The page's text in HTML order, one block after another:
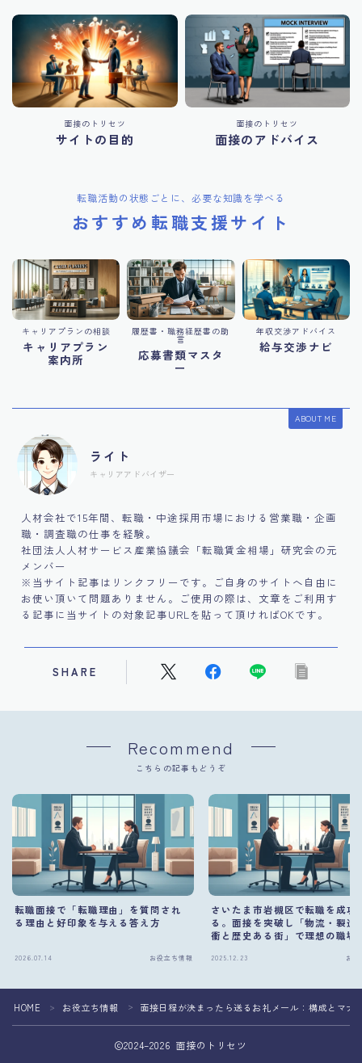
面接のトリセツ
サイトの目的
面接のトリセツ
面接のアドバイス
転職活動の状態ごとに、必要な知識を学べる
おすすめ転職支援サイト
キャリアプランの相談
キャリアプラン
案内所
履歴書・職務経歴書の助
言
応募書類マスタ
ー
年収交渉アドバイス
給与交渉ナビ
ABOUT ME
ライト
キャリアアドバイザー
人材会社で15年間、転職・中途採用市場における営業職・企画
職・調査職の仕事を経験。
社団法人人材サービス産業協議会「転職賃金相場」研究会の元
メンバー
※当サイト記事はリンクフリーです。ご自身のサイトへ自由に
お使い頂いて問題ありません。ご使用の際は、文章をご利用す
る記事に当サイトの対象記事URLを貼って頂ければOKです。
SHARE
Recommend
こちらの記事もどうぞ
転職面接で「転職理由」を質問され
る理由と好印象を与える答え方
2026.07.14 お役立ち情報
さいたま市岩槻区で転職を成功
る。面接を突破し「物流・製造
衝と歴史ある街」で理想の職場
2025.12.23 お
HOME ＞ お役立ち情報 ＞ 面接日程が決まったら送るお礼メール：構成とマナ
2024–2026 面接のトリセツ